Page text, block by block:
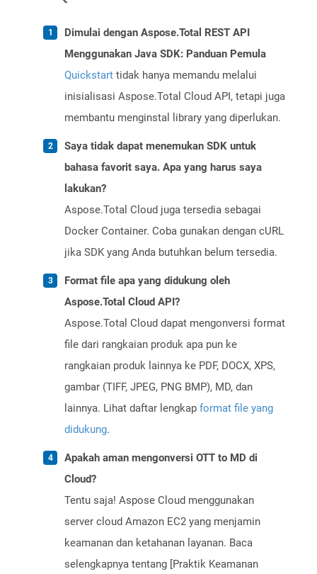
Dimulai dengan Aspose.Total REST API
Menggunakan Java SDK: Panduan Pemula
Quickstart tidak hanya memandu melalui
inisialisasi Aspose.Total Cloud API, tetapi juga
membantu menginstal library yang diperlukan.
Saya tidak dapat menemukan SDK untuk
bahasa favorit saya. Apa yang harus saya
lakukan?
Aspose.Total Cloud juga tersedia sebagai
Docker Container. Coba gunakan dengan cURL
jika SDK yang Anda butuhkan belum tersedia.
Format file apa yang didukung oleh
Aspose.Total Cloud API?
Aspose.Total Cloud dapat mengonversi format
file dari rangkaian produk apa pun ke
rangkaian produk lainnya ke PDF, DOCX, XPS,
gambar (TIFF, JPEG, PNG BMP), MD, dan
lainnya. Lihat daftar lengkap format file yang
didukung.
Apakah aman mengonversi OTT to MD di
Cloud?
Tentu saja! Aspose Cloud menggunakan
server cloud Amazon EC2 yang menjamin
keamanan dan ketahanan layanan. Baca
selengkapnya tentang [Praktik Keamanan